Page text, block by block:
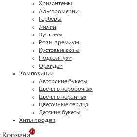
Хризантемы
Альстромерии
Герберы
Лилии
Эустомы
Розы премиум
Кустовые розы
Подсолнухи
Орхидеи
Композиции
Авторские букеты
Цветы в коробочках
Цветы в корзинах
Цветочные сердца
Детские букеты
Хиты продаж
0